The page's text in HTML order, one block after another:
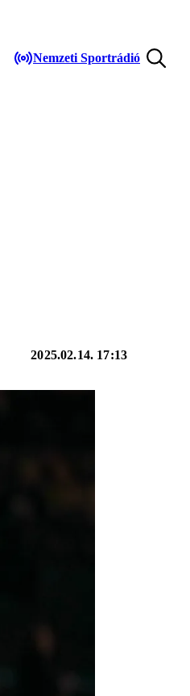
Nemzeti Sportrádió
2025.02.14. 17:13